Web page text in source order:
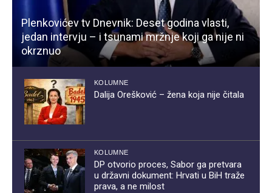
Plenkovićev tv Dnevnik: Deset godina vlasti,
jedan intervju – i tsunami mržnje koji ga nije ni
okrznuo
KOLUMNE
Dalija Orešković – žena koja nije čitala
KOLUMNE
DP otvorio proces, Sabor ga pretvara
u državni dokument: Hrvati u BiH traže
prava, a ne milost